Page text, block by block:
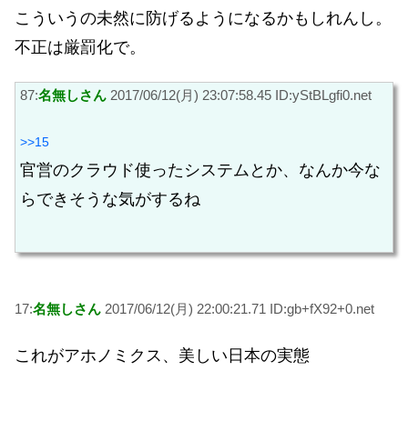
こういうの未然に防げるようになるかもしれんし。
不正は厳罰化で。
87:名無しさん 2017/06/12(月) 23:07:58.45 ID:yStBLgfi0.net
>>15
官営のクラウド使ったシステムとか、なんか今な
らできそうな気がするね
17:名無しさん 2017/06/12(月) 22:00:21.71 ID:gb+fX92+0.net
これがアホノミクス、美しい日本の実態